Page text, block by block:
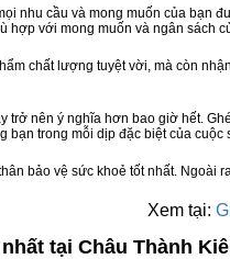
nhu cầu và mong muốn của
hợp với mong muốn và ngân sách
chất lượng tuyệt vời, mà còn
trở nên ý nghĩa hơn bao giờ hết.
bạn trong mỗi dịp đặc biệt của cuộc
bảo vệ sức khoẻ tốt nhất. Ngoài
Xem tại:
tại Châu Thành